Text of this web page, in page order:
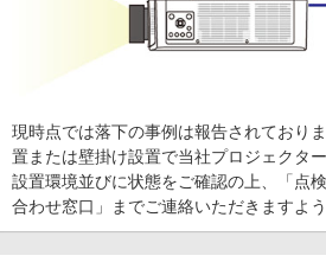
現時点では落下の事例は報告されており
置または壁掛け設置で当社プロジェクタ
設置環境並びに状態をご確認の上、「点
合わせ窓口」までご連絡いただきますよ